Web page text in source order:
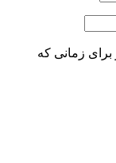
زمانی که